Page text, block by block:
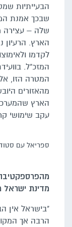
הבעייתיות
שבכך אמנת
שלה – עצירה
הארץ. הרעיון
לקדמו
המטרה הזו,
מהאזורים
הארץ
עקב שימושי
ספריאל עם
מדינת
"בישראל אין
הרבה אך